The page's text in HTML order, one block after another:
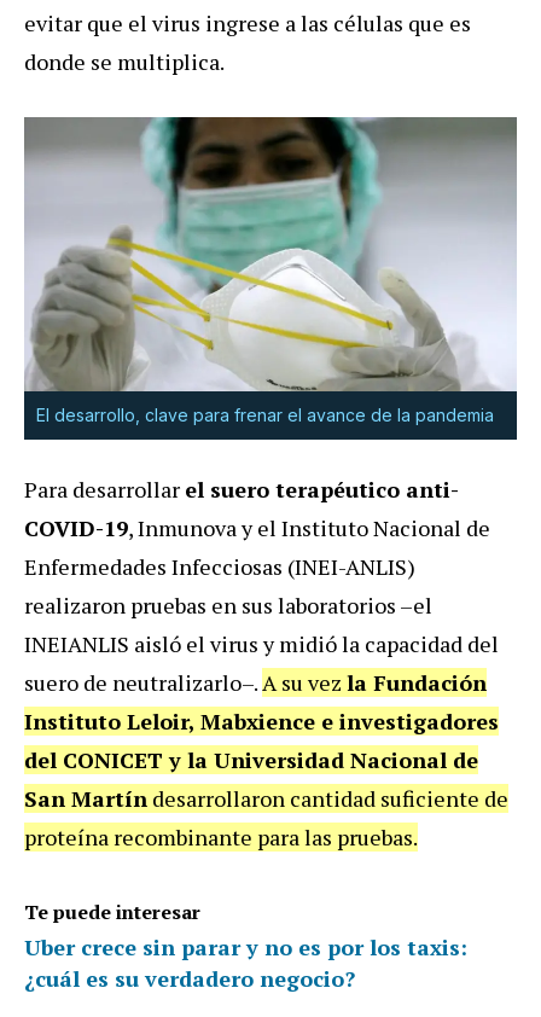
evitar que el virus ingrese a las células que es
donde se multiplica.
El desarrollo, clave para frenar el avance de la pandemia
Para desarrollar el suero terapéutico anti-
COVID-19, Inmunova y el Instituto Nacional de
Enfermedades Infecciosas (INEI-ANLIS)
realizaron pruebas en sus laboratorios –el
INEIANLIS aisló el virus y midió la capacidad del
suero de neutralizarlo–.A su vez la Fundación
Instituto Leloir, Mabxience e investigadores
del CONICET y la Universidad Nacional de
San Martín desarrollaron cantidad suficiente de
proteína recombinante para las pruebas.
Te puede interesar
Uber crece sin parar y no es por los taxis:
¿cuál es su verdadero negocio?